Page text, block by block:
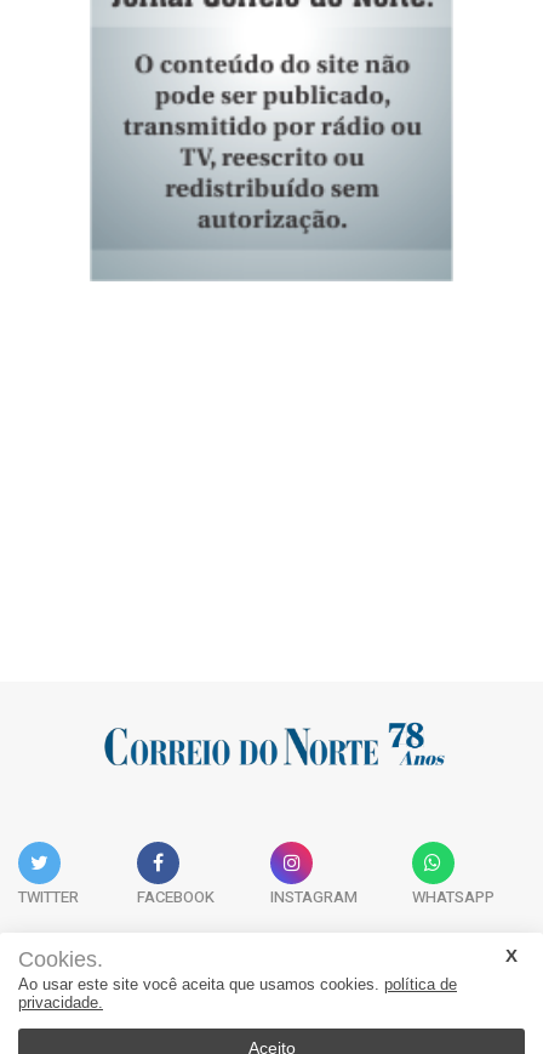
TWITTER FACEBOOK INSTAGRAM WHATSAPP
Acervo Digital Fale Conosco Quem Somos
Cookies.
Ao usar este site você aceita que usamos cookies. política de
privacidade.
Aceito